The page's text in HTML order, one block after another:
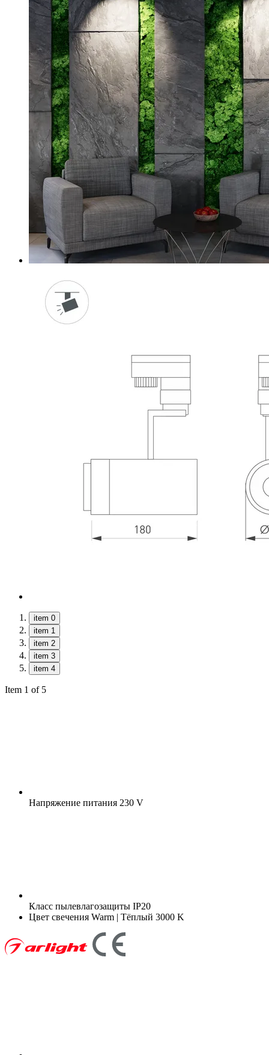
item 0
item 1
item 2
item 3
item 4
Item 1 of 5
Напряжение питания 230 V
Класс пылевлагозащиты IP20
Цвет свечения Warm | Тёплый 3000 K